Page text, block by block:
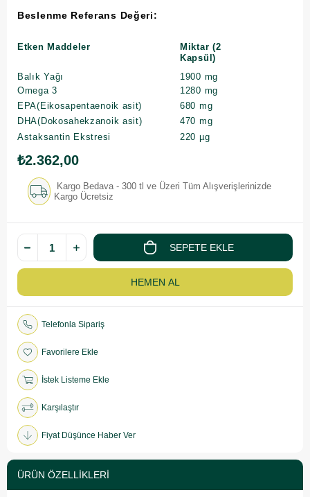
Beslenme Referans Değeri:
Etken Maddeler
Miktar (2
Kapsül)
Balık Yağı
1900 mg
Omega 3
1280 mg
EPA(Eikosapentaenoik asit)
680 mg
DHA(Dokosahekzanoik asit)
470 mg
Astaksantin Ekstresi
220 µg
₺2.362,00
Kargo Bedava - 300 tl ve Üzeri Tüm Alışverişlerinizde
Kargo Ücretsiz
Telefonla Sipariş
Favorilere Ekle
İstek Listeme Ekle
Karşılaştır
Fiyat Düşünce Haber Ver
ÜRÜN ÖZELLIKLERI